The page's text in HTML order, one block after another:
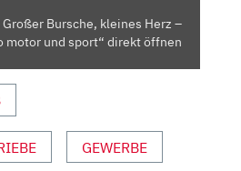
Großer Bursche, kleines Herz –
motor und sport“ direkt öffnen
GEWERBE